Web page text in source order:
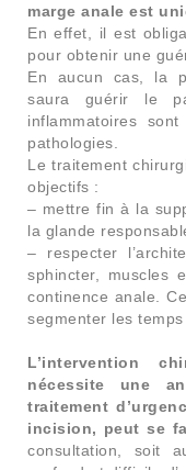
marge anale est
En effet, il est
pour obtenir une
En aucun cas, la
saura guérir le
inflammatoires
pathologies.
Le traitement
objectifs :
– mettre fin à la
la glande
– respecter
sphincter, muscles
continence anale.
segmenter les
L’intervention
nécessite une
traitement
incision, peut se
consultation, soit